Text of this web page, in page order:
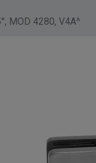
MOD 4280, V4A^